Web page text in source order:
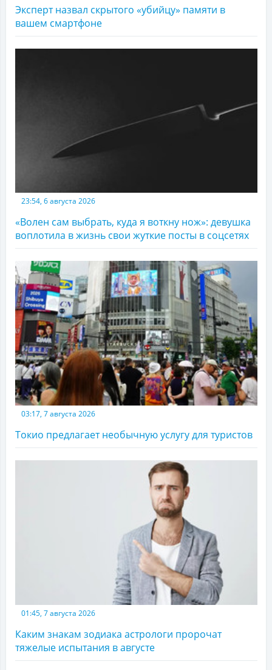
Эксперт назвал скрытого «убийцу» памяти в
вашем смартфоне
23:54, 6 августа 2026
«Волен сам выбрать, куда я воткну нож»: девушка
воплотила в жизнь свои жуткие посты в соцсетях
03:17, 7 августа 2026
Токио предлагает необычную услугу для туристов
01:45, 7 августа 2026
Каким знакам зодиака астрологи пророчат
тяжелые испытания в августе